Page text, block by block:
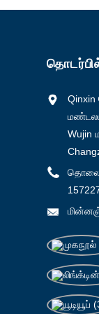
1-
0.1-
0.5-
>1.0
Wujin